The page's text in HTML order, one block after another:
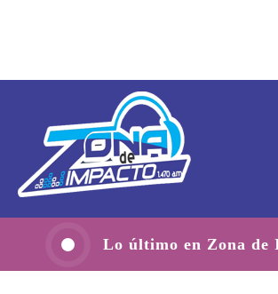
Lo último en Zona de